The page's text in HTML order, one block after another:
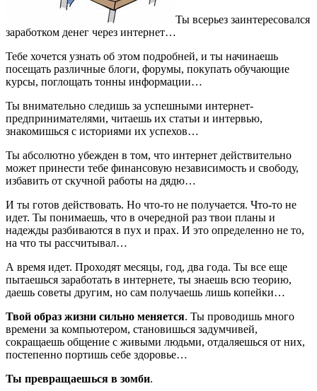
Ты всерьез заинтересовался
заработком денег через интернет…
Тебе хочется узнать об этом подробней, и ты начинаешь
посещать различные блоги, форумы, покупать обучающие
курсы, поглощать тонны информации…
Ты внимательно следишь за успешными интернет-
предпринимателями, читаешь их статьи и интервью,
знакомишься с историями их успехов…
Ты абсолютно убежден в том, что интернет действительно
может принести тебе финансовую независимость и свободу,
избавить от скучной работы на дядю…
И ты готов действовать. Но что-то не получается. Что-то не
идет. Ты понимаешь, что в очередной раз твои планы и
надежды разбиваются в пух и прах. И это определенно не то,
на что ты рассчитывал…
А время идет. Проходят месяцы, год, два года. Ты все еще
пытаешься заработать в интернете, ты знаешь всю теорию,
даешь советы другим, но сам получаешь лишь копейки…
Твой образ жизни сильно меняется. Ты проводишь много
времени за компьютером, становишься задумчивей,
сокращаешь общение с живыми людьми, отдаляешься от них,
постепенно портишь себе здоровье…
Ты превращаешься в зомби.